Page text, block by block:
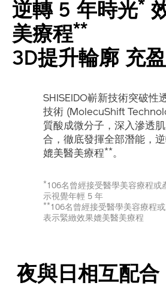
逆轉 5 年時光*
美療程**
3D提升輪廓 充
SHISEIDO嶄新技術突破性
技術 (MolecuShift
質酸成微分子，深入滲透
合，徹底發揮全部潛能，
媲美醫美療程**。
* 106名曾經接受醫學美容療程或
示視覺年輕 5 年
** 106名曾經接受醫學美容療程
表示緊緻效果媲美醫美療程
夜與日相互配合